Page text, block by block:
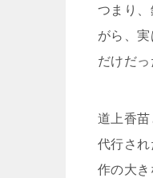
つまり
がら、
だけだっ
道上香
代行さ
作の大き